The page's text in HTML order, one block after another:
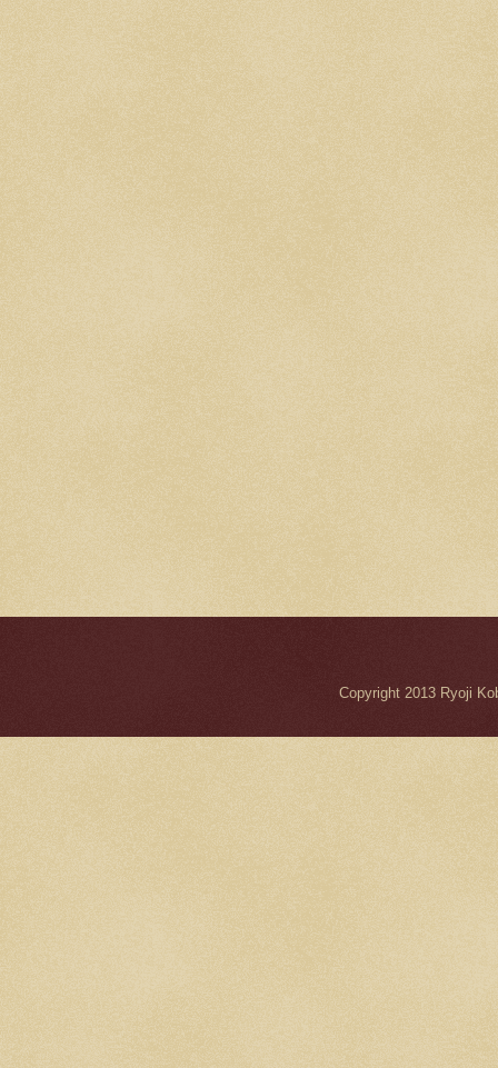
Copyright 2013 Ryoji